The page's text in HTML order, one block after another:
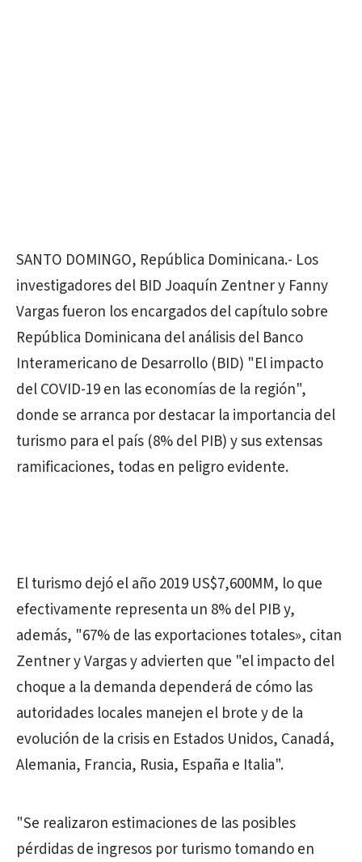
SANTO DOMINGO, República Dominicana.- Los
investigadores del BID Joaquín Zentner y Fanny
Vargas fueron los encargados del capítulo sobre
República Dominicana del análisis del Banco
Interamericano de Desarrollo (BID) "El impacto
del COVID-19 en las economías de la región",
donde se arranca por destacar la importancia del
turismo para el país (8% del PIB) y sus extensas
ramificaciones, todas en peligro evidente.
El turismo dejó el año 2019 US$7,600MM, lo que
efectivamente representa un 8% del PIB y,
además, "67% de las exportaciones totales», citan
Zentner y Vargas y advierten que "el impacto del
choque a la demanda dependerá de cómo las
autoridades locales manejen el brote y de la
evolución de la crisis en Estados Unidos, Canadá,
Alemania, Francia, Rusia, España e Italia".
"Se realizaron estimaciones de las posibles
pérdidas de ingresos por turismo tomando en